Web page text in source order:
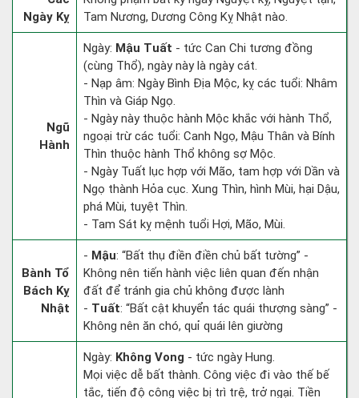
Ngày Kỵ
Tam Nương, Dương Công Kỵ Nhật nào.
Ngũ
Hành
Ngày: Mậu Tuất - tức Can Chi tương đồng
(cùng Thổ), ngày này là ngày cát.
- Nạp âm: Ngày Bình Địa Mộc, kỵ các tuổi: Nhâm
Thìn và Giáp Ngọ.
- Ngày này thuộc hành Mộc khắc với hành Thổ,
ngoại trừ các tuổi: Canh Ngọ, Mậu Thân và Bính
Thìn thuộc hành Thổ không sợ Mộc.
- Ngày Tuất lục hợp với Mão, tam hợp với Dần và
Ngọ thành Hỏa cục. Xung Thìn, hình Mùi, hại Dậu,
phá Mùi, tuyệt Thìn.
- Tam Sát kỵ mệnh tuổi Hợi, Mão, Mùi.
Bành Tổ
Bách Kỵ
Nhật
- Mậu: “Bất thụ điền điền chủ bất tường” -
Không nên tiến hành việc liên quan đến nhận
đất để tránh gia chủ không được lành
- Tuất: “Bất cật khuyển tác quái thượng sàng” -
Không nên ăn chó, quỉ quái lên giường
Ngày: Không Vong - tức ngày Hung.
Mọi việc dễ bất thành. Công việc đi vào thế bế
tắc, tiến độ công việc bị trì trệ, trở ngại. Tiền